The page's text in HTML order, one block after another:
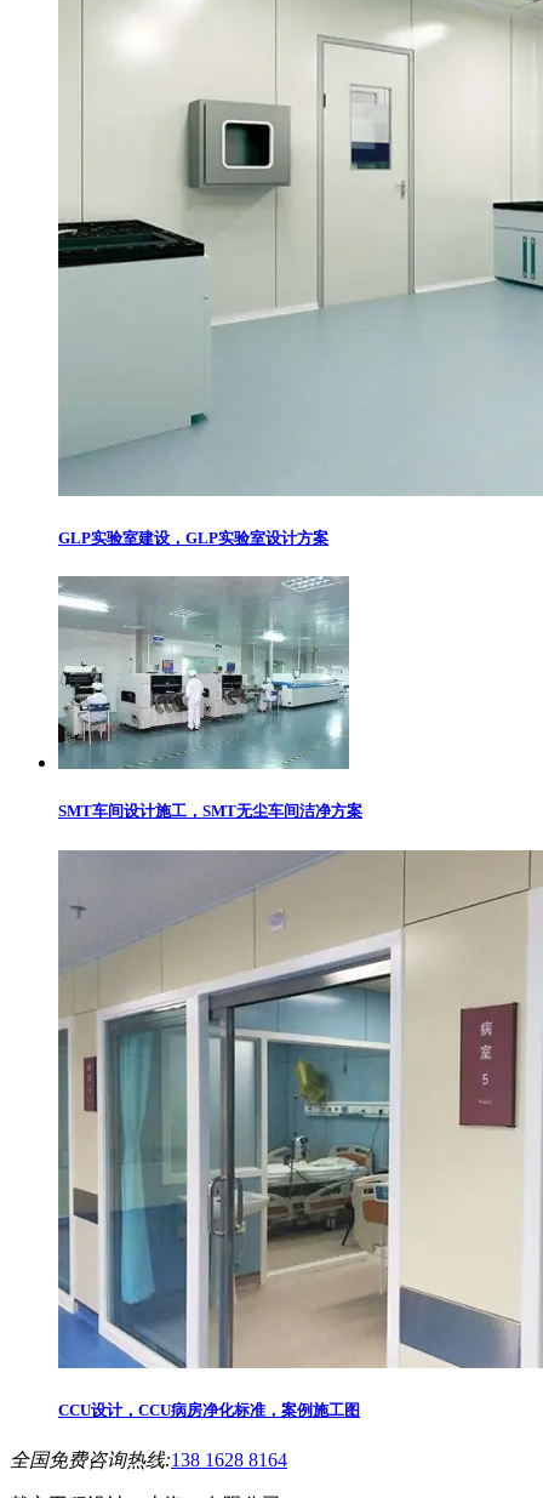
GLP实验室建设，GLP实验室设计方案
SMT车间设计施工，SMT无尘车间洁净方案
CCU设计，CCU病房净化标准，案例施工图
全国免费咨询热线:138 1628 8164